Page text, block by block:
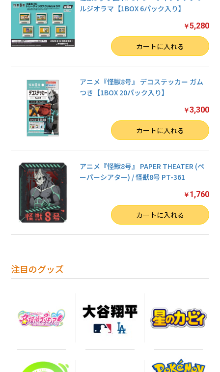
注目のグッズ
ルジオラマ【1BOX 6パック入り】
￥5,280
カートに入れる
アニメ『怪獣8号』 デコステッカー ガム
つき【1BOX 20パック入り】
￥3,300
カートに入れる
アニメ『怪獣8号』 PAPER THEATER (ペ
ーパーシアター) / 怪獣8号 PT-361
￥ 1,760
カートに入れる
お買い物を続ける
カートへ進む